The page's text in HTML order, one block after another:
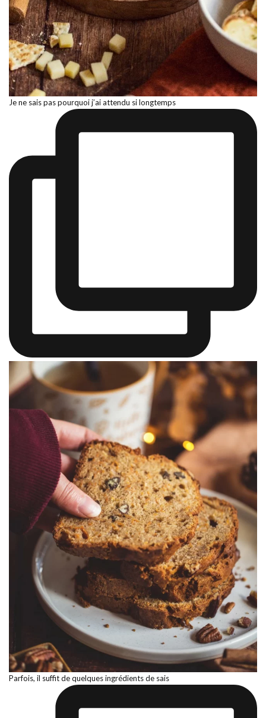
Je ne sais pas pourquoi j’ai attendu si longtemps
Parfois, il suffit de quelques ingrédients de sais